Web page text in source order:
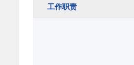
工作职责